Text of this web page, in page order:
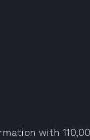
with